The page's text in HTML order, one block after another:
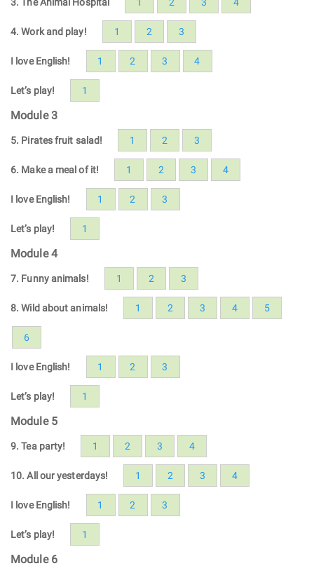
4. Work and play! 1 2 3
I love English! 1 2 3 4
Let’s play! 1
Module 3
5. Pirates fruit salad! 1 2 3
6. Make a meal of it! 1 2 3 4
I love English! 1 2 3
Let’s play! 1
Module 4
7. Funny animals! 1 2 3
8. Wild about animals! 1 2 3 4 5
6
I love English! 1 2 3
Let’s play! 1
Module 5
9. Tea party! 1 2 3 4
10. All our yesterdays! 1 2 3 4
I love English! 1 2 3
Let’s play! 1
Module 6